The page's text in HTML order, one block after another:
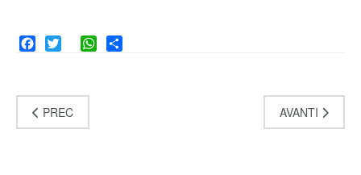
PREC AVANTI